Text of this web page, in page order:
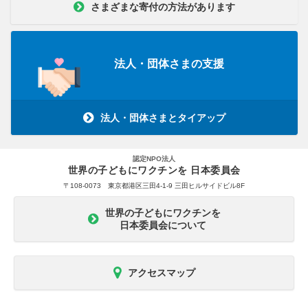
さまざまな寄付の方法があります
法人・団体さまの支援
法人・団体さまとタイアップ
認定NPO法人
世界の子どもにワクチンを 日本委員会
〒108-0073 東京都港区三田4-1-9 三田ヒルサイドビル8F
世界の子どもにワクチンを
日本委員会について
アクセスマップ